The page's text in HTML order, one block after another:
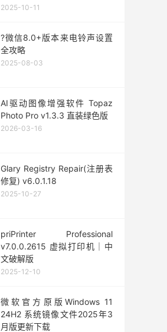
2025-10-11
?微信8.0+版本来电铃声设置
全攻略
2025-08-03
AI驱动图像增强软件 Topaz
Photo Pro v1.3.3 直装绿色版
2026-03-16
Glary Registry Repair(注册表
修复) v6.0.1.18
2025-10-27
priPrinter Professional
v7.0.0.2615 虚拟打印机｜中
文破解版
2025-12-10
微软官方原版Windows 11
24H2 系统镜像文件2025年3
月版更新下载